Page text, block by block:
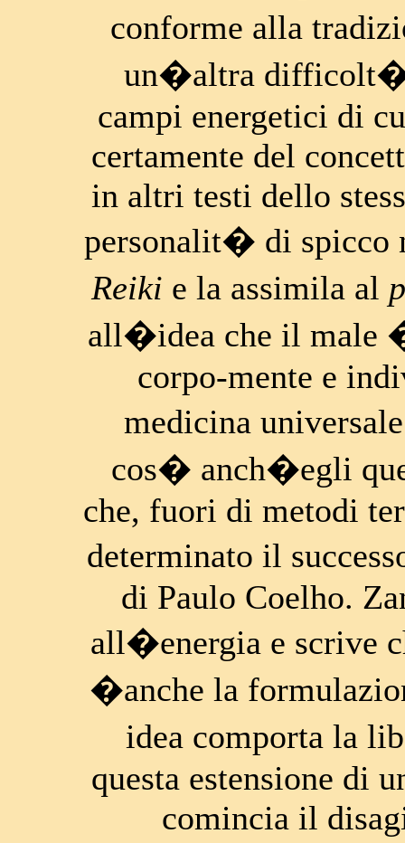
conforme alla
un�altra
campi energetici di
certamente del
in altri testi dello
personalit� di spicco
Reiki e la assimila al
all�idea che il male
corpo-mente e
medicina
cos� anch�egli
che, fuori di metodi
determinato il
di Paulo Coelho.
all�energia e scrive
�anche la
idea comporta la
questa estensione di
comincia il